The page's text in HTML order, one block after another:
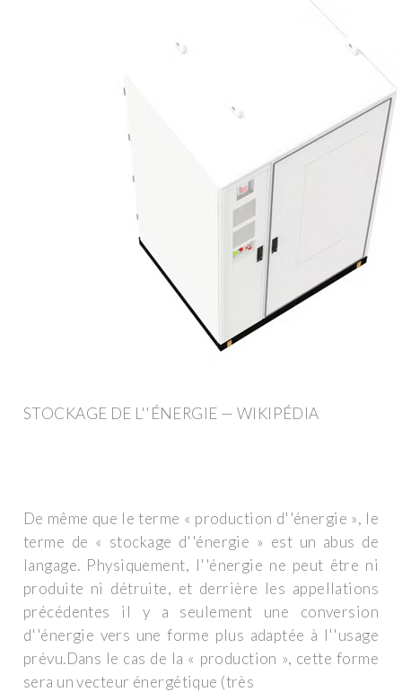
STOCKAGE DE L''ÉNERGIE — WIKIPÉDIA
De même que le terme « production d''énergie », le
terme de « stockage d''énergie » est un abus de
langage. Physiquement, l''énergie ne peut être ni
produite ni détruite, et derrière les appellations
précédentes il y a seulement une conversion
d''énergie vers une forme plus adaptée à l''usage
prévu.Dans le cas de la « production », cette forme
sera un vecteur énergétique (très